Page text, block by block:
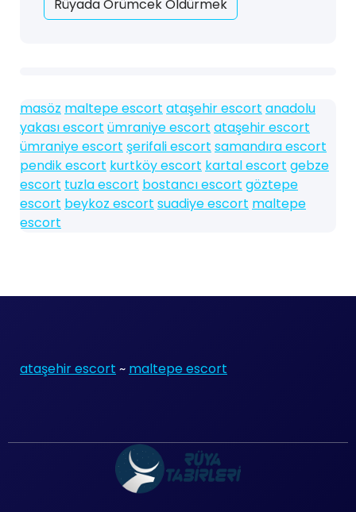
Rüyada Örümcek Öldürmek
masöz maltepe escort ataşehir escort anadolu
yakası escort ümraniye escort ataşehir escort
ümraniye escort şerifali escort samandıra escort
pendik escort kurtköy escort kartal escort gebze
escort tuzla escort bostancı escort göztepe
escort beykoz escort suadiye escort maltepe
escort
ataşehir escort ~ maltepe escort